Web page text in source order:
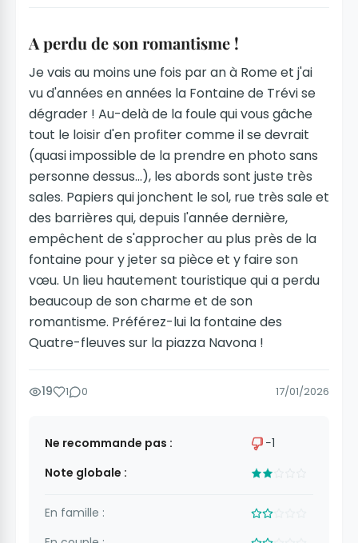
A perdu de son romantisme !
Je vais au moins une fois par an à Rome et j'ai
vu d'années en années la Fontaine de Trévi se
dégrader ! Au-delà de la foule qui vous gâche
tout le loisir d'en profiter comme il se devrait
(quasi impossible de la prendre en photo sans
personne dessus...), les abords sont juste très
sales. Papiers qui jonchent le sol, rue très sale et
des barrières qui, depuis l'année dernière,
empêchent de s'approcher au plus près de la
fontaine pour y jeter sa pièce et y faire son
vœu. Un lieu hautement touristique qui a perdu
beaucoup de son charme et de son
romantisme. Préférez-lui la fontaine des
Quatre-fleuves sur la piazza Navona !
19 1 0 17/01/2026
Ne recommande pas :
−1
Note globale :
En famille :